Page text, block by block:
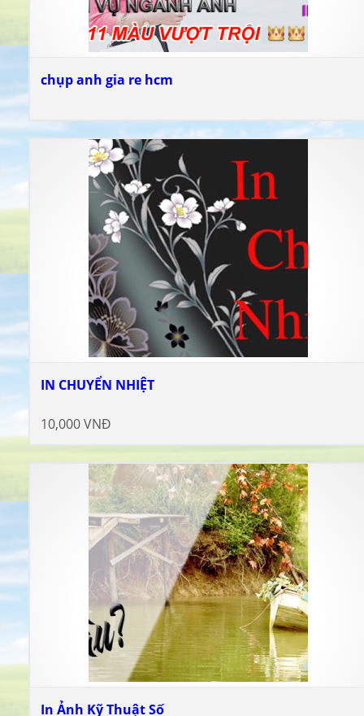
chụp anh gia re hcm
IN CHUYỂN NHIỆT
10,000 VNĐ
In Ảnh Kỹ Thuật Số